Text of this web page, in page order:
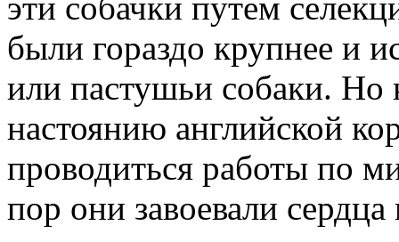
были гораздо крупнее и
или пастушьи собаки. Но
настоянию английской
проводиться работы по
пор они завоевали